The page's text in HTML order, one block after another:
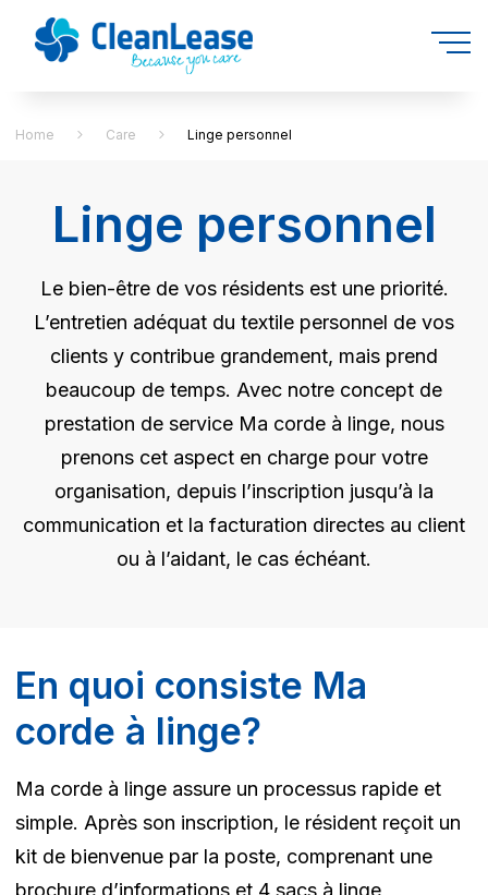
Home Care Linge personnel
Linge personnel
Le bien-être de vos résidents est une priorité.
L’entretien adéquat du textile personnel de vos
clients y contribue grandement, mais prend
beaucoup de temps. Avec notre concept de
prestation de service Ma corde à linge, nous
prenons cet aspect en charge pour votre
organisation, depuis l’inscription jusqu’à la
communication et la facturation directes au client
ou à l’aidant, le cas échéant.
En quoi consiste Ma
corde à linge?
Ma corde à linge assure un processus rapide et
simple. Après son inscription, le résident reçoit un
kit de bienvenue par la poste, comprenant une
brochure d’informations et 4 sacs à linge